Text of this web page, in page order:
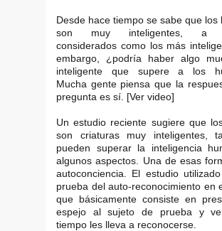
Desde hace tiempo se sabe que los
son muy inteligentes, a
considerados como los más
embargo, ¿podría haber algo
inteligente que supere a los
Mucha gente piensa que la
pregunta es sí. [Ver video]
Un estudio reciente sugiere que
son criaturas muy inteligentes,
pueden superar la inteligencia
algunos aspectos. Una de esas
autoconciencia. El estudio
prueba del auto-reconocimiento en
que básicamente consiste en
espejo al sujeto de prueba y
tiempo les lleva a reconocerse.